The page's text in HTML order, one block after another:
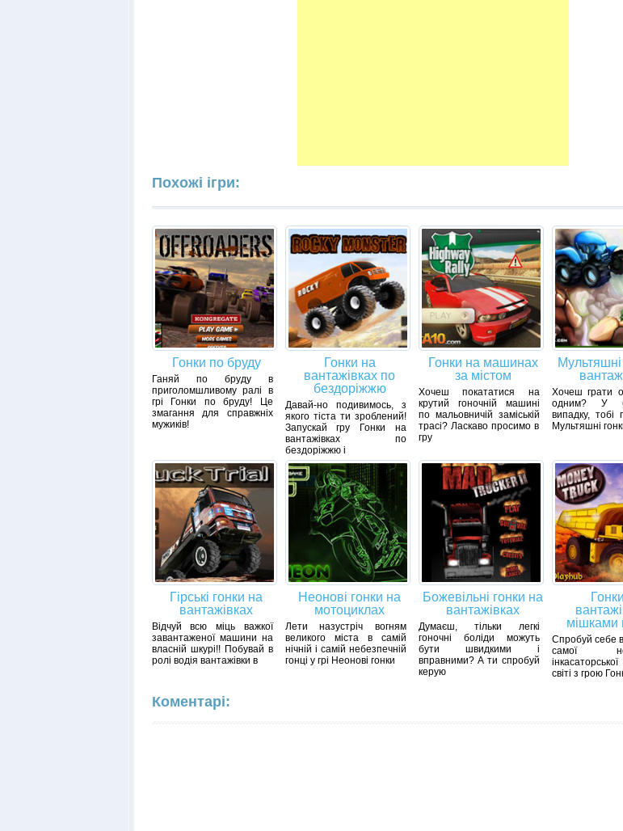
Похожі ігри:
Гонки по бруду
Ганяй по бруду в
приголомшливому ралі в
грі Гонки по бруду! Це
змагання для справжніх
мужиків!
Гонки на
вантажівках по
бездоріжжю
Давай-но подивимось, з
якого тіста ти зроблений!
Запускай гру Гонки на
вантажівках по
бездоріжжю і
Гонки на машинах
за містом
Хочеш покататися на
крутий гоночній машині
по мальовничій заміській
трасі? Ласкаво просимо в
гру
Хочеш грати
одним? У
випадку, тобі
Мультяшні
Гірські гонки на
вантажівках
Відчуй всю міць важкої
завантаженої машини на
власній шкурі!! Побувай в
ролі водія вантажівки в
Неонові гонки на
мотоциклах
Лети назустріч вогням
великого міста в самій
нічній і самій небезпечній
гонці у грі Неонові гонки
Божевільні гонки на
вантажівках
Думаєш, тільки легкі
гоночні боліди можуть
бути швидкими і
вправними? А ти спробуй
керую
мішками
Спробуй себе в
самої
світі з грою
Коментарі: